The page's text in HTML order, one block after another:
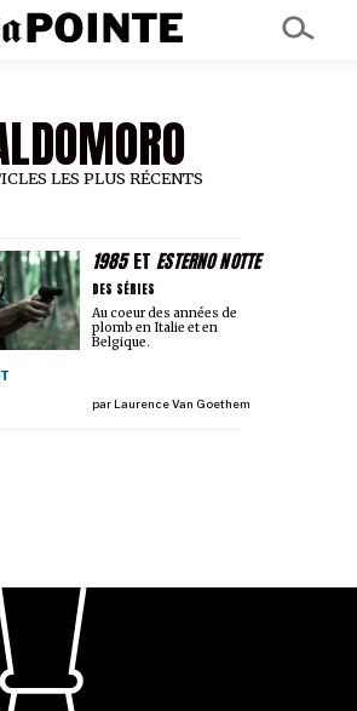
ANGLE
NOUS
LES PLUS RÉCENTS
1985ETESTERNO NOTTE
DES SÉRIES
parLaurence Van Goethem
Au coeur des années de
plomb en Italie et en
Belgique.